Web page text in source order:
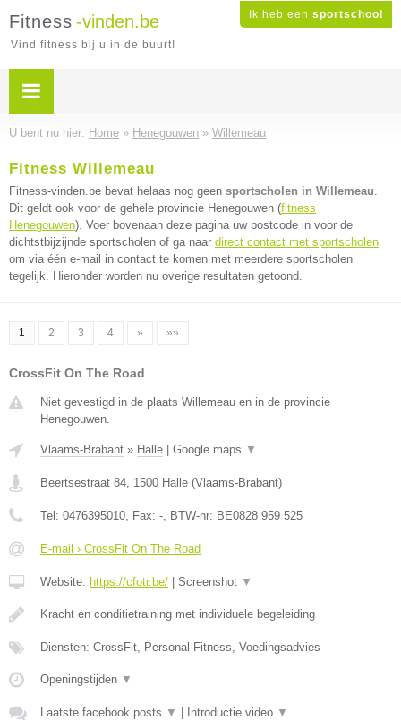
Ik heb een sportschool
Fitness -vinden.be
Vind fitness bij u in de buurt!
U bent nu hier: Home » Henegouwen » Willemeau
Fitness Willemeau
Fitness-vinden.be bevat helaas nog geen sportscholen in Willemeau.
Dit geldt ook voor de gehele provincie Henegouwen (fitness
Henegouwen). Voer bovenaan deze pagina uw postcode in voor de
dichtstbijzijnde sportscholen of ga naar direct contact met sportscholen
om via één e-mail in contact te komen met meerdere sportscholen
tegelijk. Hieronder worden nu overige resultaten getoond.
1 2 3 4 » »»
CrossFit On The Road
Niet gevestigd in de plaats Willemeau en in de provincie
Henegouwen.
Vlaams-Brabant » Halle Google maps ▼
Beertsestraat 84, 1500 Halle (Vlaams-Brabant)
Tel: 0476395010, Fax: -, BTW-nr: BE0828 959 525
E-mail › CrossFit On The Road
Website: https://cfotr.be/ Screenshot ▼
Kracht en conditietraining met individuele begeleiding
Diensten: CrossFit, Personal Fitness, Voedingsadvies
Openingstijden ▼
Laatste facebook posts ▼ Introductie video ▼